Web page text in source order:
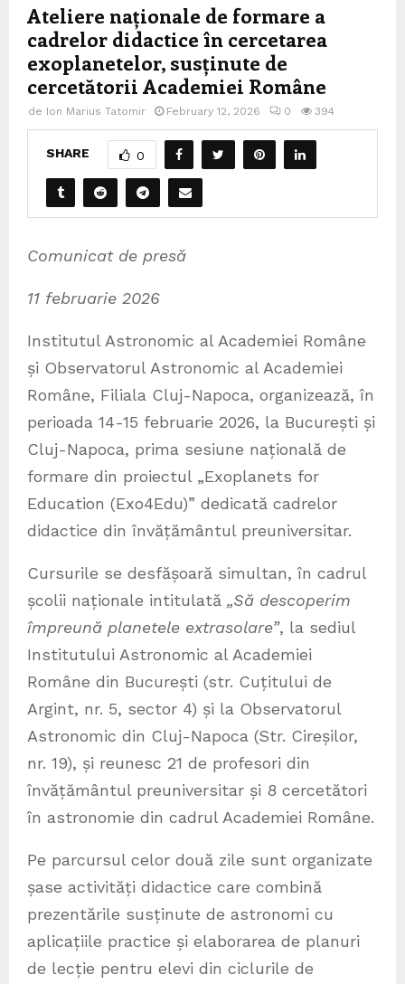
Ateliere naționale de formare a
cadrelor didactice în cercetarea
exoplanetelor, susținute de
cercetătorii Academiei Române
de Ion Marius Tatomir February 12, 2026 0 394
SHARE 0
Comunicat de presă
11 februarie 2026
Institutul Astronomic al Academiei Române
și Observatorul Astronomic al Academiei
Române, Filiala Cluj-Napoca, organizează, în
perioada 14-15 februarie 2026, la București și
Cluj-Napoca, prima sesiune națională de
formare din proiectul „Exoplanets for
Education (Exo4Edu)” dedicată cadrelor
didactice din învățământul preuniversitar.
Cursurile se desfășoară simultan, în cadrul
școlii naționale intitulată „Să descoperim
împreună planetele extrasolare”, la sediul
Institutului Astronomic al Academiei
Române din București (str. Cuțitului de
Argint, nr. 5, sector 4) și la Observatorul
Astronomic din Cluj-Napoca (Str. Cireșilor,
nr. 19), și reunesc 21 de profesori din
învățământul preuniversitar și 8 cercetători
în astronomie din cadrul Academiei Române.
Pe parcursul celor două zile sunt organizate
șase activități didactice care combină
prezentările susținute de astronomi cu
aplicațiile practice și elaborarea de planuri
de lecție pentru elevi din ciclurile de